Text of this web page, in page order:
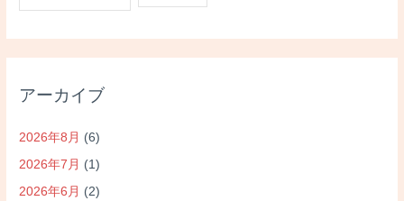
アーカイブ
2026年8月 (6)
2026年7月 (1)
2026年6月 (2)